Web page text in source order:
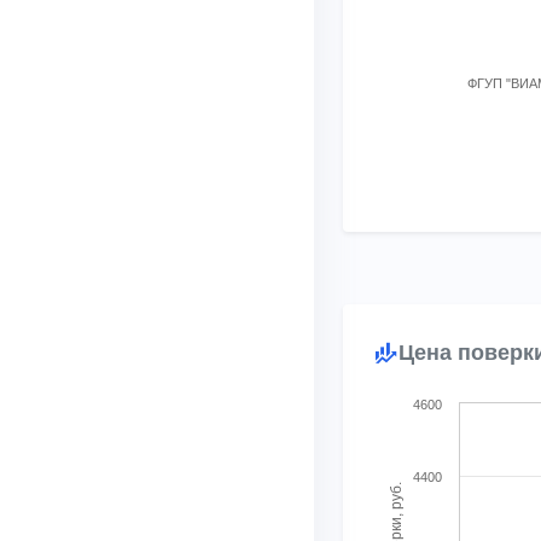
ФГУП
Цена
Chart
Bubble chart with 3
View as data table,
The chart has 1 X
The chart has 1 Y
4400
4600